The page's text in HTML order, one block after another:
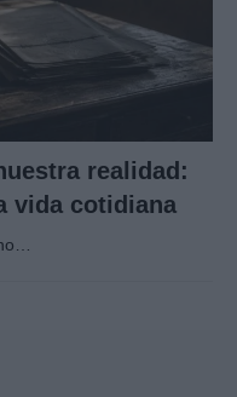
realidad:
vida cotidiana